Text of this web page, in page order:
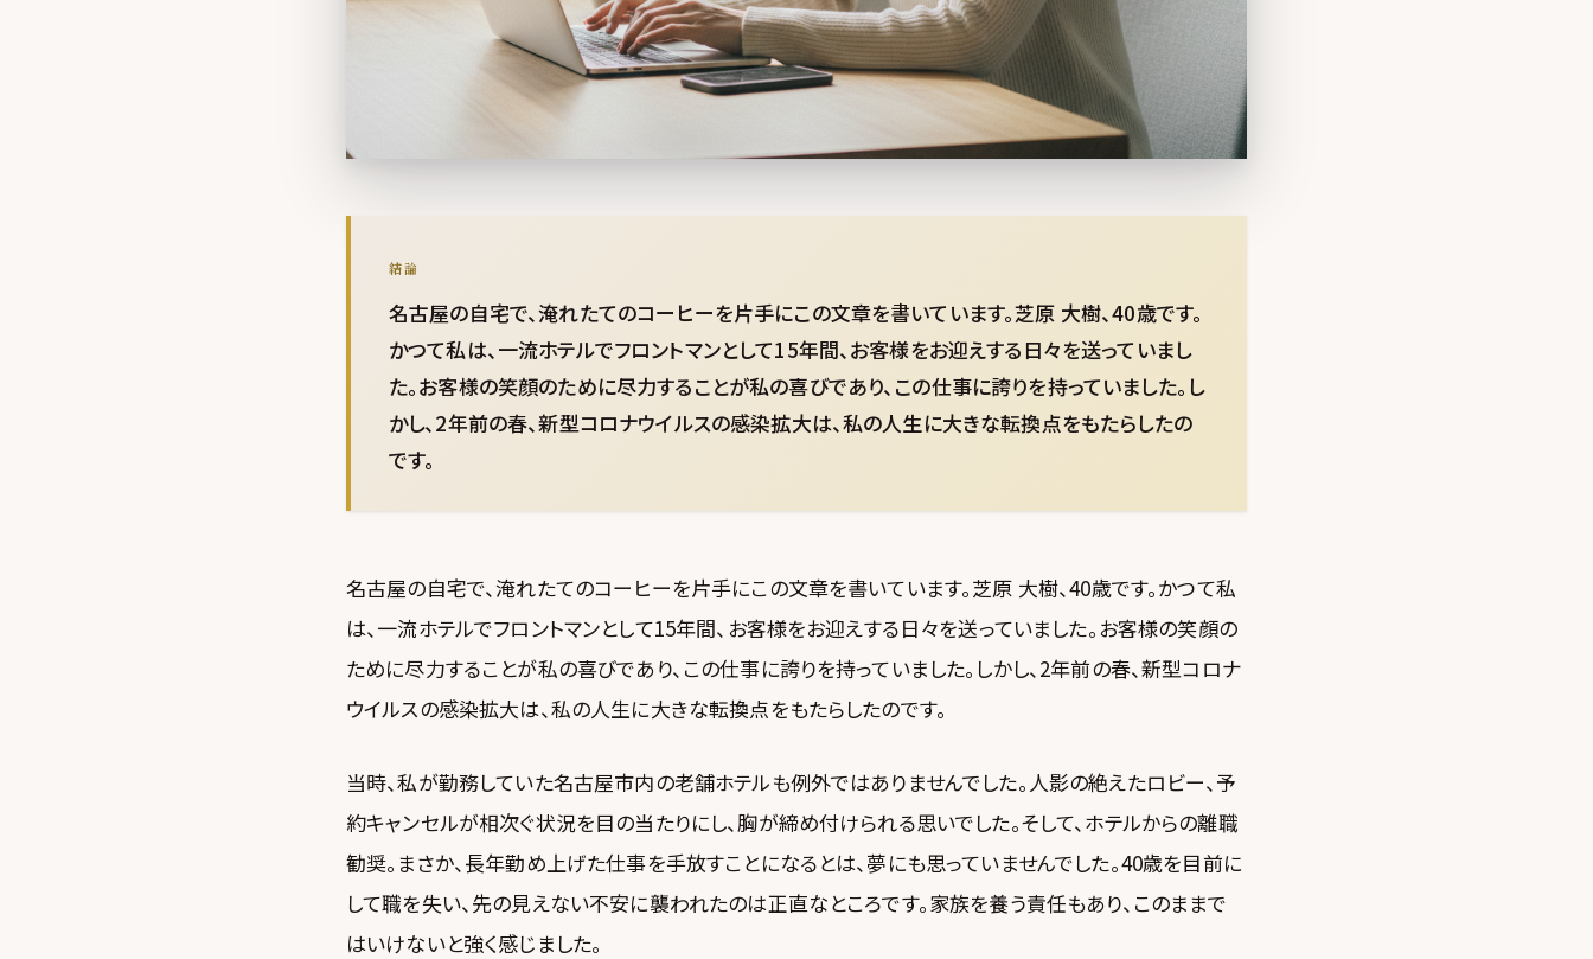
結論
名古屋の自宅で、淹れたてのコーヒーを片手にこの文章を書いています。芝原 大樹、40歳です。
かつて私は、一流ホテルでフロントマンとして15年間、お客様をお迎えする日々を送っていまし
た。お客様の笑顔のために尽力することが私の喜びであり、この仕事に誇りを持っていました。し
かし、2年前の春、新型コロナウイルスの感染拡大は、私の人生に大きな転換点をもたらしたの
です。
名古屋の自宅で、淹れたてのコーヒーを片手にこの文章を書いています。芝原 大樹、40歳です。かつて私
は、一流ホテルでフロントマンとして15年間、お客様をお迎えする日々を送っていました。お客様の笑顔の
ために尽力することが私の喜びであり、この仕事に誇りを持っていました。しかし、2年前の春、新型コロナ
ウイルスの感染拡大は、私の人生に大きな転換点をもたらしたのです。
当時、私が勤務していた名古屋市内の老舗ホテルも例外ではありませんでした。人影の絶えたロビー、予
約キャンセルが相次ぐ状況を目の当たりにし、胸が締め付けられる思いでした。そして、ホテルからの離職
勧奨。まさか、長年勤め上げた仕事を手放すことになるとは、夢にも思っていませんでした。40歳を目前に
して職を失い、先の見えない不安に襲われたのは正直なところです。家族を養う責任もあり、このままで
はいけないと強く感じました。